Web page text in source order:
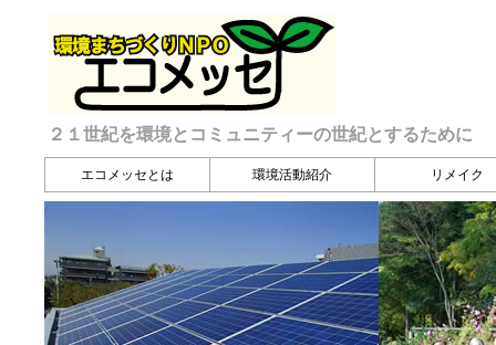
２１世紀を環境とコミュニティーの世紀とするために
エコメッセとは 環境活動紹介 リメイク